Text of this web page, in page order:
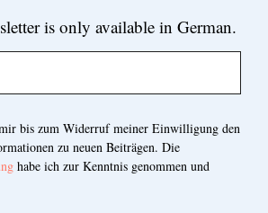
is only available in German.
bis zum Widerruf meiner Einwilligung den
zu neuen Beiträgen. Die
habe ich zur Kenntnis genommen und
like to discover more beautiful
to our newsletter now.